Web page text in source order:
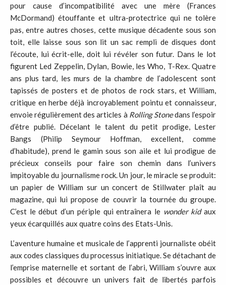
pour cause d’incompatibilité avec une mère (Frances
McDormand) étouffante et ultra-protectrice qui ne tolère
pas, entre autres choses, cette musique décadente sous son
toit, elle laisse sous son lit un sac rempli de disques dont
l’écoute, lui écrit-elle, doit lui révéler son futur. Dans le lot
figurent Led Zeppelin, Dylan, Bowie, les Who, T-Rex. Quatre
ans plus tard, les murs de la chambre de l’adolescent sont
tapissés de posters et de photos de rock stars, et William,
critique en herbe déjà incroyablement pointu et connaisseur,
envoie régulièrement des articles à Rolling Stonedans l’espoir
d’être publié. Décelant le talent du petit prodige, Lester
Bangs (Philip Seymour Hoffman, excellent, comme
d’habitude), prend le gamin sous son aile et lui prodigue de
précieux conseils pour faire son chemin dans l’univers
impitoyable du journalisme rock. Un jour, le miracle se produit:
un papier de William sur un concert de Stillwater plaît au
magazine, qui lui propose de couvrir la tournée du groupe.
C’est le début d’un périple qui entraînera le wonder kidaux
yeux écarquillés aux quatre coins des Etats-Unis.
L’aventure humaine et musicale de l’apprenti journaliste obéit
aux codes classiques du processus initiatique. Se détachant de
l’emprise maternelle et sortant de l’abri, William s’ouvre aux
possibles et découvre un univers fait de libertés parfois